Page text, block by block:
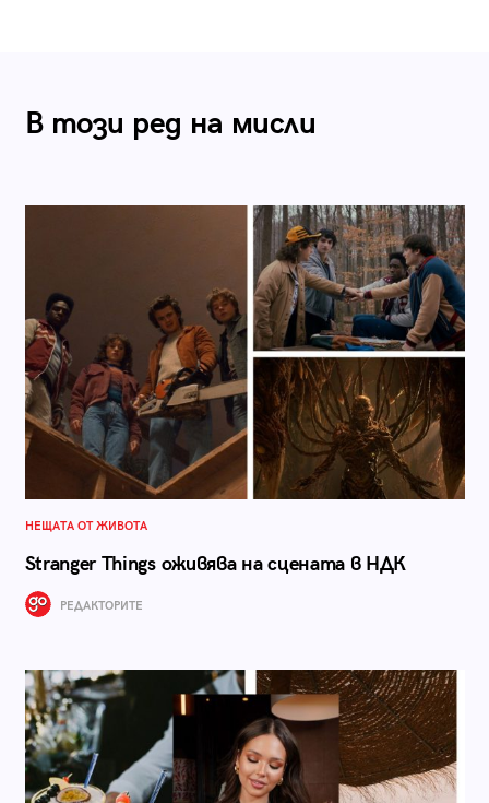
В този ред на мисли
НЕЩАТА ОТ ЖИВОТА
Stranger Things оживява на сцената в НДК
РЕДАКТОРИТЕ